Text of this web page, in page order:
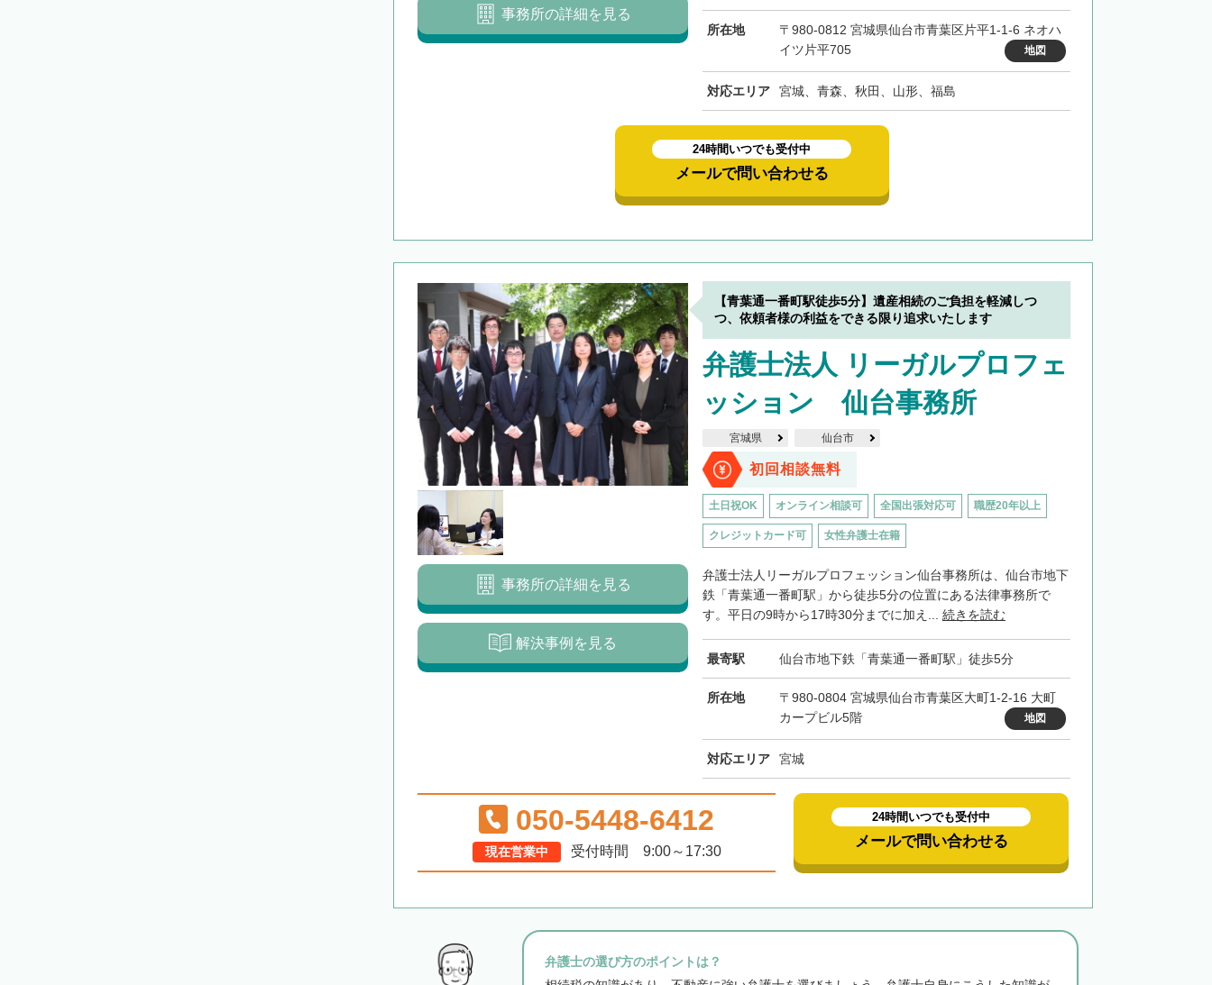
所在地
〒980-0812 宮城県仙台市青葉区片平1-1-6 ネオハ
イツ片平705
地図
対応エリア 宮城、青森、秋田、山形、福島
事務所の詳細を見る
24時間いつでも受付中
メールで問い合わせる
【青葉通一番町駅徒歩5分】遺産相続のご負担を軽減しつ
つ、依頼者様の利益をできる限り追求いたします
弁護士法人 リーガルプロフェ
ッション 仙台事務所
宮城県 仙台市
初回相談無料
土日祝OK オンライン相談可 全国出張対応可 職歴20年以上
クレジットカード可 女性弁護士在籍
弁護士法人リーガルプロフェッション仙台事務所は、仙台市地下
鉄「青葉通一番町駅」から徒歩5分の位置にある法律事務所で
す。平日の9時から17時30分までに加え... 続きを読む
最寄駅 仙台市地下鉄「青葉通一番町駅」徒歩5分
所在地
〒980-0804 宮城県仙台市青葉区大町1-2-16 大町
カープビル5階
地図
対応エリア 宮城
事務所の詳細を見る
解決事例を見る
050-5448-6412
現在営業中 受付時間 9:00～17:30
24時間いつでも受付中
メールで問い合わせる
弁護士の選び方のポイントは？